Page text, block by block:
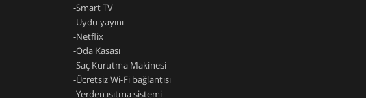
-Smart TV
-Uydu yayını
-Netflix
-Oda Kasası
-Saç Kurutma Makinesi
-Ücretsiz Wi-Fi bağlantısı
-Yerden ısıtma sistemi